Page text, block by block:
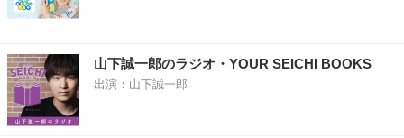
山下誠一郎のラジオ・YOUR SEICHI BOOKS
出演：山下誠一郎